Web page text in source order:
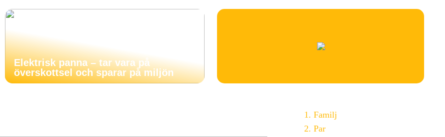
Elektrisk panna – tar vara på
överskottsel och sparar på miljön
Familj
Par